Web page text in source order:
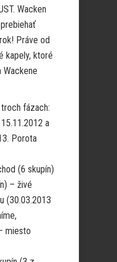
Wacken
Práve od
kapely, ktoré
fázach:
a
Porota
(6 skupín)
– živé
(30.03.2013
miesto